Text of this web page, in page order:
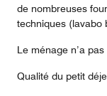
de nombreuses
techniques (lavabo
Le ménage n’a
Qualité du petit